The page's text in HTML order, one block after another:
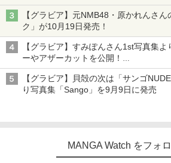
【グラビア】元NMB48・原かれんさ
ク」が10月19日発売！
【グラビア】すみぽんさん1st写真集
ーやアザーカットを公開！
タイトルは「offcourt（オフコート）」
【グラビア】貝殻の次は「サンゴ
り写真集「Sango」を9月9日に発売
MANGA Watch をフォ